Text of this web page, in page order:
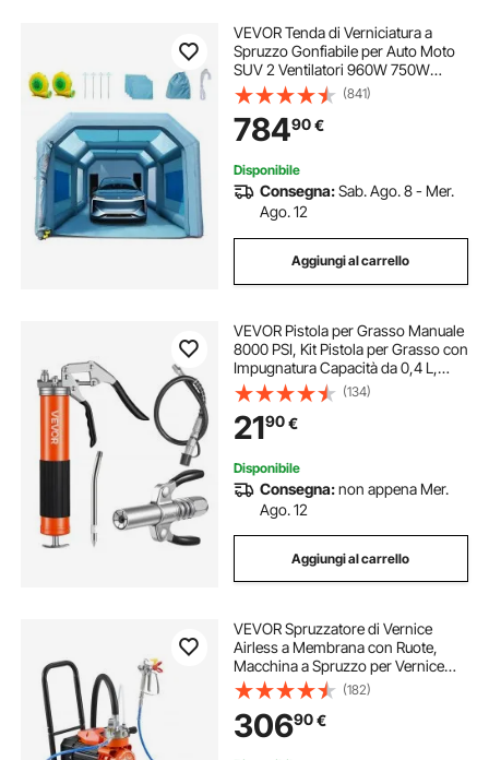
VEVOR Tenda di Verniciatura a
Spruzzo Gonfiabile per Auto Moto
SUV 2 Ventilatori 960W 750W
Sistema di Filtrazione Filtro 3 Strati
6 Finestre d'Aerazione, Tenda
Cabina per Verniciatura in Oxford
210D
(841)
78490€
Disponibile
Consegna:Sab. Ago. 8 - Mer.
Ago. 12
Aggiungi al carrello
VEVOR Pistola per Grasso Manuale
8000 PSI, Kit Pistola per Grasso con
Impugnatura Capacità da 0,4 L,
Tubo Flessibile da 46 cm, Giunto
per Grasso, Tubo Rigido di
Prolunga Ugello per Auto Nautica
(134)
2190€
Disponibile
Consegna:non appena Mer.
Ago. 12
Aggiungi al carrello
VEVOR Spruzzatore di Vernice
Airless a Membrana con Ruote,
Macchina a Spruzzo per Vernice
900W Pressione max 15,17 Mpa,
Spruzzatore con Ruote Flusso 1,8
L/min con Asta di Prolunga
Spruzzatura da Casa
(182)
30690€